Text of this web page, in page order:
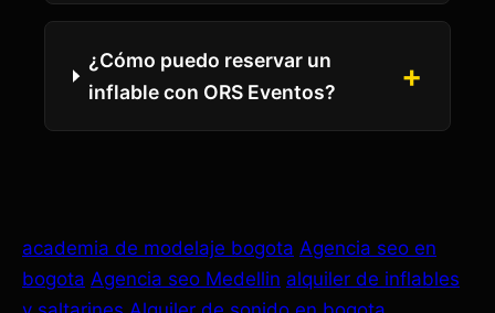
¿Cómo puedo reservar un
inflable con ORS Eventos?
+
academia de modelaje bogota Agencia seo en
bogota Agencia seo Medellin alquiler de inflables